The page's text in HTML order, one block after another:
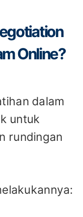
Online?
dalam
untuk
rundingan